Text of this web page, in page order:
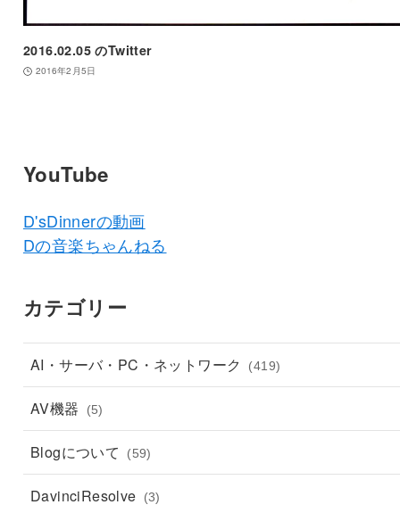
2016.02.05 のTwitter
2016年2月5日
YouTube
D'sDinnerの動画
Dの音楽ちゃんねる
カテゴリー
AI・サーバ・PC・ネットワーク (419)
AV機器 (5)
Blogについて (59)
DavinciResolve (3)